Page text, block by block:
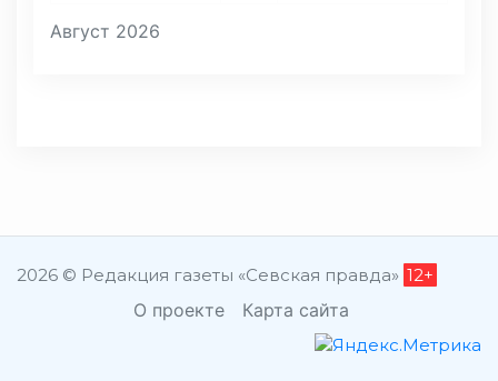
Август 2026
2026 © Редакция газеты «Севская правда» 12+
О проекте Карта сайта